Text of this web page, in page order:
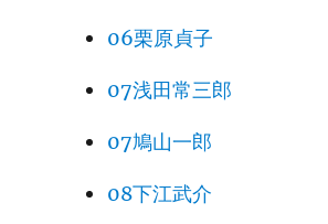
06栗原貞子
07浅田常三郎
07鳩山一郎
08下江武介